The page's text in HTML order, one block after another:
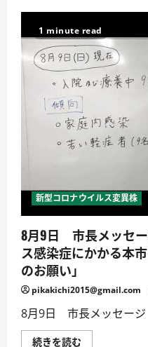
ル
COVID-
19・
イ
ン
フ
ル
エ
ン
ザ】
に
つ
い
て
読
む
ウ
イ
ル
ス
に
夫
婦
で
染
し
し
て
詳
し
読
む
1 minute read
新型コロナウイルス変異株
8月9日 市長メッセ
ス感染症にかかる本
のお願い」
pikakichi2015@gmail.com
8月9日 市長メッセー
続きを読む